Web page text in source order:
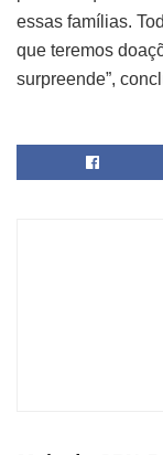
essas famílias.
que teremos
surpreende”,